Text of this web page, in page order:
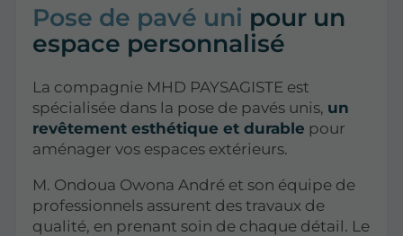
Pose de pavé uni pour un
espace personnalisé
La compagnie MHD PAYSAGISTE est
spécialisée dans la pose de pavés unis, un
revêtement esthétique et durable pour
aménager vos espaces extérieurs.
M. Ondoua Owona André et son équipe de
professionnels assurent des travaux de
qualité, en prenant soin de chaque détail. Le